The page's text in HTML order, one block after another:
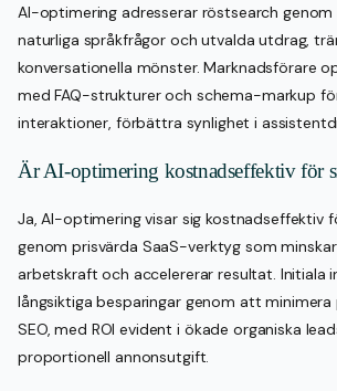
AI-optimering adresserar röstsearch
naturliga språkfrågor och utvalda utdrag,
konversationella mönster. Marknadsförare
med FAQ-strukturer och schema-markup
interaktioner, förbättra synlighet i
Är AI-optimering kostnadseffektiv för
Ja, AI-optimering visar sig kostnadseffektiv
genom prisvärda SaaS-verktyg som
arbetskraft och accelererar resultat. Initiala
långsiktiga besparingar genom att
SEO, med ROI evident i ökade organiska
proportionell annonsutgift.